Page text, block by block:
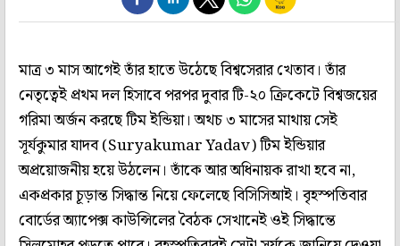
মাত্র ৩ মাস আগেই তাঁর হাতে উঠেছে বিশ্বসেরার খেতাব। তাঁর
নেতৃত্বেই প্রথম দল হিসাবে পরপর দুবার টি-২০ ক্রিকেটে বিশ্বজয়ের
গরিমা অর্জন করছে টিম ইন্ডিয়া। অথচ ৩ মাসের মাথায় সেই
সূর্যকুমার যাদব (Suryakumar Yadav) টিম ইন্ডিয়ার
অপ্রয়োজনীয় হয়ে উঠলেন। তাঁকে আর অধিনায়ক রাখা হবে না,
একপ্রকার চূড়ান্ত সিদ্ধান্ত নিয়ে ফেলেছে বিসিসিআই। বৃহস্পতিবার
বোর্ডের অ্যাপেক্স কাউন্সিলের বৈঠক সেখানেই ওই সিদ্ধান্তে